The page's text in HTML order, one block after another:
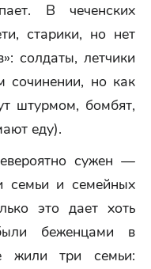
В чеченских
старики, но нет
солдаты, летчики
но как
штурмом, бомбят,
еду).
сужен —
семьи и семейных
это дает хоть
беженцами в
жили три семьи: